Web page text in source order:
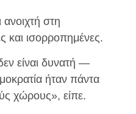
στη
και ισορροπημένες.
είναι δυνατή —
ήταν πάντα
χώρους», είπε.